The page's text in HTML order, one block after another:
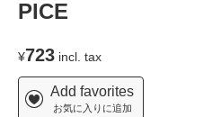
PICE
¥723 incl. tax
Add favorites
お気に入りに追加